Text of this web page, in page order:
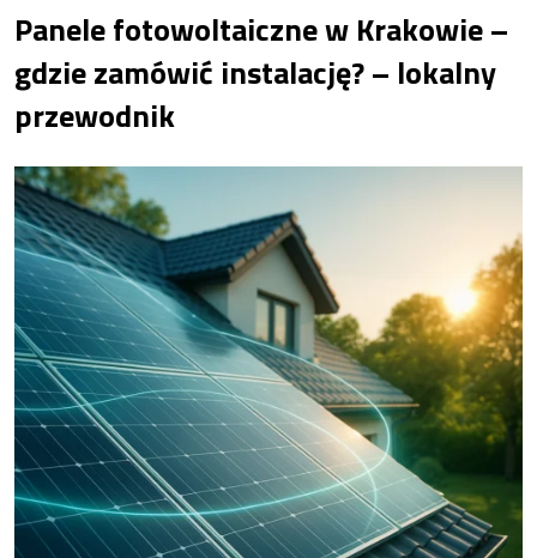
Panele fotowoltaiczne w Krakowie –
gdzie zamówić instalację? – lokalny
przewodnik